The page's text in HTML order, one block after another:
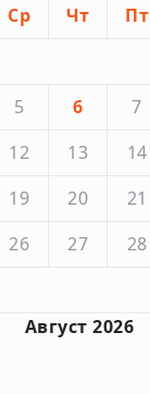
Август 2026
Ср Чт Пт
5 6 7
12 13 14
19 20 21
26 27 28